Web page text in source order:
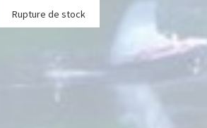
Rupture de stock